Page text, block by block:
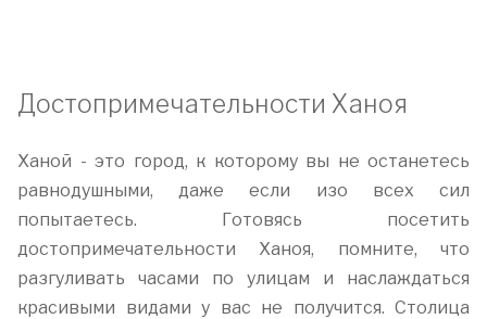
Достопримечательности Ханоя
Ханой - это город, к которому вы не останетесь
равнодушными, даже если изо всех сил
попытаетесь. Готовясь посетить
достопримечательности Ханоя, помните, что
разгуливать часами по улицам и наслаждаться
красивыми видами у вас не получится. Столица